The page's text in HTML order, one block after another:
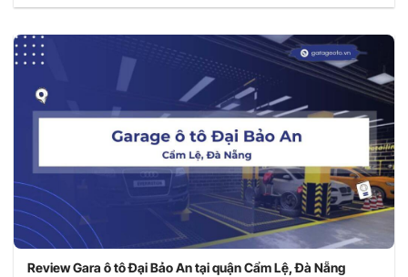
Review Gara ô tô Đại Bảo An tại quận Cẩm Lệ, Đà Nẵng